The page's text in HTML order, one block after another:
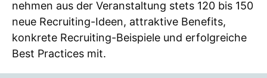
nehmen aus der Veranstaltung stets 120 bis 150
neue Recruiting-Ideen, attraktive Benefits,
konkrete Recruiting-Beispiele und erfolgreiche
Best Practices mit.